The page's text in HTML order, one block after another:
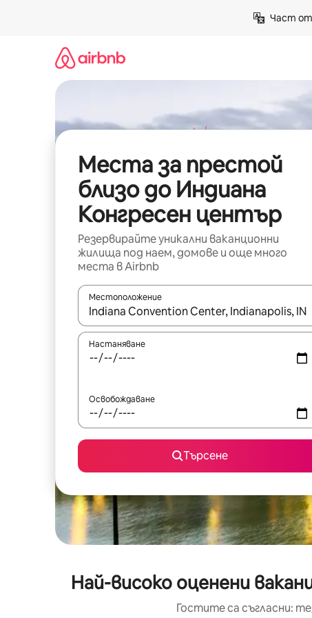
Част от
Места за престой
близо до Индиана
Конгресен център
Резервирайте уникални ваканционни
жилища под наем, домове и още много
места в Airbnb
Местоположение
Когато резултатите се покажат,
Настаняване
Освобождаване
Търсене
Най-високо оценени
Гостите са съгласни: